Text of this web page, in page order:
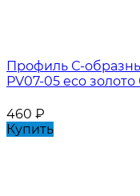
Профиль С-
PV07-05 eco
460 ₽
Купить